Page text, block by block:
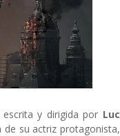
y dirigida por Luc
su actriz protagonista,